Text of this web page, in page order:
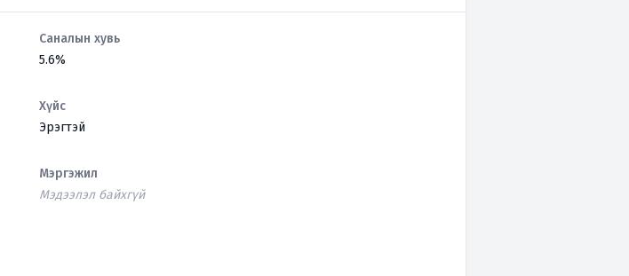
Саналын хувь
5.6%
Хүйс
Эрэгтэй
Мэргэжил
Мэдээлэл байхгүй